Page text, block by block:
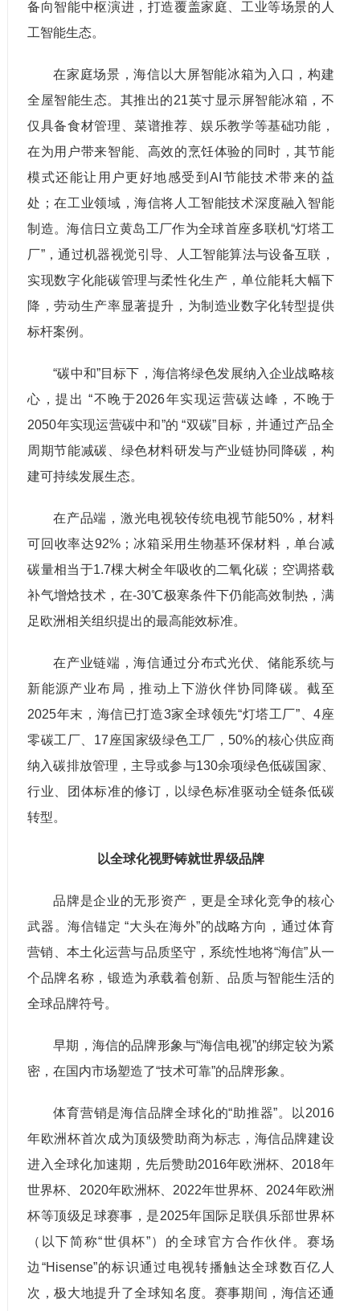
备向智能中枢演进，打造覆盖家庭、工业等场景的人
工智能生态。
在家庭场景，海信以大屏智能冰箱为入口，构建
全屋智能生态。其推出的21英寸显示屏智能冰箱，不
仅具备食材管理、菜谱推荐、娱乐教学等基础功能，
在为用户带来智能、高效的烹饪体验的同时，其节能
模式还能让用户更好地感受到AI节能技术带来的益
处；在工业领域，海信将人工智能技术深度融入智能
制造。海信日立黄岛工厂作为全球首座多联机“灯塔工
厂”，通过机器视觉引导、人工智能算法与设备互联，
实现数字化能碳管理与柔性化生产，单位能耗大幅下
降，劳动生产率显著提升，为制造业数字化转型提供
标杆案例。
“碳中和”目标下，海信将绿色发展纳入企业战略核
心，提出 “不晚于2026年实现运营碳达峰，不晚于
2050年实现运营碳中和”的 “双碳”目标，并通过产品全
周期节能减碳、绿色材料研发与产业链协同降碳，构
建可持续发展生态。
在产品端，激光电视较传统电视节能50%，材料
可回收率达92%；冰箱采用生物基环保材料，单台减
碳量相当于1.7棵大树全年吸收的二氧化碳；空调搭载
补气增焓技术，在-30℃极寒条件下仍能高效制热，满
足欧洲相关组织提出的最高能效标准。
在产业链端，海信通过分布式光伏、储能系统与
新能源产业布局，推动上下游伙伴协同降碳。截至
2025年末，海信已打造3家全球领先“灯塔工厂”、4座
零碳工厂、17座国家级绿色工厂，50%的核心供应商
纳入碳排放管理，主导或参与130余项绿色低碳国家、
行业、团体标准的修订，以绿色标准驱动全链条低碳
转型。
以全球化视野铸就世界级品牌
品牌是企业的无形资产，更是全球化竞争的核心
武器。海信锚定 “大头在海外”的战略方向，通过体育
营销、本土化运营与品质坚守，系统性地将“海信”从一
个品牌名称，锻造为承载着创新、品质与智能生活的
全球品牌符号。
早期，海信的品牌形象与“海信电视”的绑定较为紧
密，在国内市场塑造了“技术可靠”的品牌形象。
体育营销是海信品牌全球化的“助推器”。以2016
年欧洲杯首次成为顶级赞助商为标志，海信品牌建设
进入全球化加速期，先后赞助2016年欧洲杯、2018年
世界杯、2020年欧洲杯、2022年世界杯、2024年欧洲
杯等顶级足球赛事，是2025年国际足联俱乐部世界杯
（以下简称“世俱杯”）的全球官方合作伙伴。赛场
边“Hisense”的标识通过电视转播触达全球数百亿人
次，极大地提升了全球知名度。赛事期间，海信还通